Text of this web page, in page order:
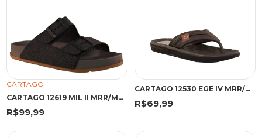
CARTAGO
CARTAGO 12619 MIL II MRR/MRR 43 MRR 12619 MARROM
R$99,99
CARTAGO 12530 EGE IV MRR/MRR/B 43 WGF 12530 MARROM/MARROM/BEGE
R$69,99